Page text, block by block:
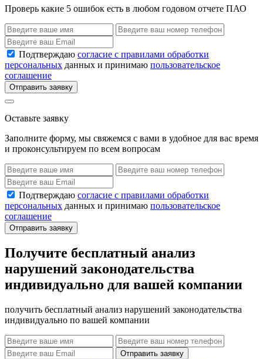
Проверь какие 5 ошибок есть в любом годовом отчете ПАО
Подтверждаю согласие с правилами обработки
персональных данных и принимаю пользовательское
соглашение
Отправить заявку
Оставьте заявку
Заполните форму, мы свяжемся с вами в удобное для вас время
и проконсультируем по всем вопросам
Подтверждаю согласие с правилами обработки
персональных данных и принимаю пользовательское
соглашение
Отправить заявку
Получите бесплатный анализ
нарушений законодательства
индивидуально для вашей компании
получить бесплатный анализ нарушений законодательства
индивидуально по вашей компании
Отправить заявку